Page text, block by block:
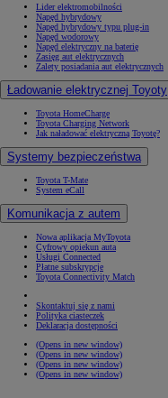
Lider elektromobilności
Napęd hybrydowy
Napęd hybrydowy typu plug-in
Napęd wodorowy
Napęd elektryczny na baterię
Zasięg aut elektrycznych
Zalety posiadania aut elektrycznych
Ładowanie elektrycznej Toyoty
Toyota HomeCharge
Toyota Charging Network
Jak naładować elektryczną Toyotę?
Systemy bezpieczeństwa
Toyota T-Mate
System eCall
Komunikacja z autem
Nowa aplikacja MyToyota
Cyfrowy opiekun auta
Usługi Connected
Płatne subskrypcje
Toyota Connectivity Match
Skontaktuj się z nami
Polityka ciasteczek
Deklaracja dostępności
(Opens in new window)
(Opens in new window)
(Opens in new window)
(Opens in new window)